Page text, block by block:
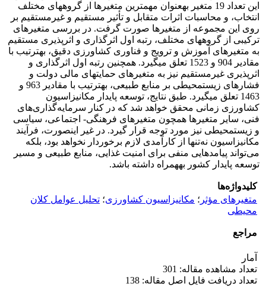
این تعداد 19 متغیر به­عنوان مهمترین متغیرها از گروه­های مختلف
انتخاب، و محاسبات اثرات متقابل و تأثیر مستقیم و غیرمستقیم بر
روی این مجموعه از متغیرها صورت گرفت. در بررسی متغیرهای
ترکیبی از گروه­های مختلف، رتبه اول اثرگذاری و اثرپذیری مستقیم
به متغیرهای آموزش و ترویج و فناوری کشاورزی دقیق، به­ترتیب با
مقادیر 904 و 1523 تعلق می­گیرد. همچنین رتبه اول اثرگذاری و
اثرپذیری غیرمستقیم نیز به متغیرهای حمایت­های مالی دولت و
فشارهای زیست­محیطی بر منابع طبیعی، به­ترتیب با مقادیر 963 و
1463 تعلق می­گیرد. طبق نتایج، توسعه پایدار مکانیزاسیون
کشاورزی زمانی محقق خواهد شد که در کنار سرمایه‌گذاری‌های
فنی، سایر متغیرها همچون متغیرهای فرهنگی- اجتماعی، سیاسی
و زیست­محیطی نیز مورد توجه قرار گیرد. در غیر این­صورت، فرآیند
مکانیزاسیون نه‌تنها از کارآمدی لازم برخوردار نخواهد بود، بلکه
می‌تواند پیامدهایی منفی برای امنیت غذایی، منابع طبیعی و مسیر
توسعه پایدار کشور به­همراه داشته باشد.
کلیدواژه‌ها
متغیرهای مؤثر ؛ مکانیزاسیون کشاورزی؛ تحلیل عوامل کلان
محیطی
مراجع
آمار
تعداد مشاهده مقاله: 301
تعداد دریافت فایل اصل مقاله: 138